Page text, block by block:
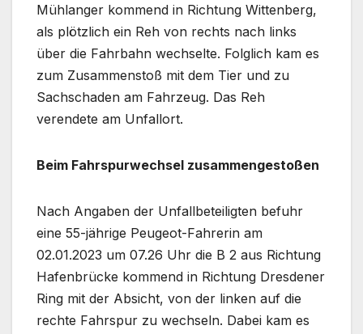
Mühlanger kommend in Richtung Wittenberg,
als plötzlich ein Reh von rechts nach links
über die Fahrbahn wechselte. Folglich kam es
zum Zusammenstoß mit dem Tier und zu
Sachschaden am Fahrzeug. Das Reh
verendete am Unfallort.
Beim Fahrspurwechsel zusammengestoßen
Nach Angaben der Unfallbeteiligten befuhr
eine 55-jährige Peugeot-Fahrerin am
02.01.2023 um 07.26 Uhr die B 2 aus Richtung
Hafenbrücke kommend in Richtung Dresdener
Ring mit der Absicht, von der linken auf die
rechte Fahrspur zu wechseln. Dabei kam es